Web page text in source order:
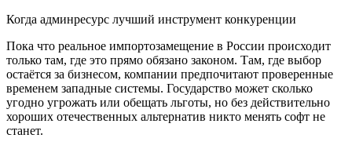
Когда админресурс лучший инструмент конкуренции
Пока что реальное импортозамещение в России происходит
только там, где это прямо обязано законом. Там, где выбор
остаётся за бизнесом, компании предпочитают проверенные
временем западные системы. Государство может сколько
угодно угрожать или обещать льготы, но без действительно
хороших отечественных альтернатив никто менять софт не
станет.